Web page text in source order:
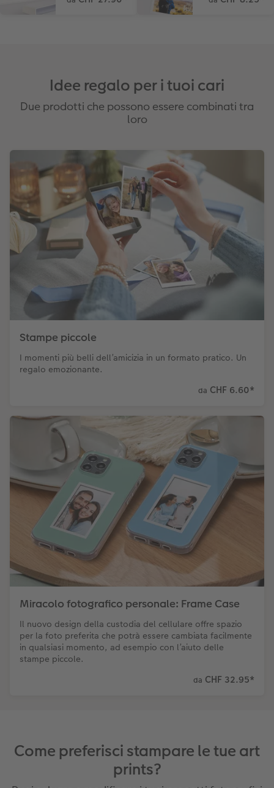
Coffeetable Book «Art Collection»
Barattolo per croccantini con foto
Idee regalo per i tuoi cari
Due prodotti che possono essere combinati tra
loro
Stampe piccole
I momenti più belli dell’amicizia in un formato pratico. Un
regalo emozionante.
da CHF 6.60*
Miracolo fotografico personale: Frame Case
Il nuovo design della custodia del cellulare offre spazio
per la foto preferita che potrà essere cambiata facilmente
in qualsiasi momento, ad esempio con l’aiuto delle
stampe piccole.
da CHF 32.95*
Come preferisci stampare le tue art
prints?